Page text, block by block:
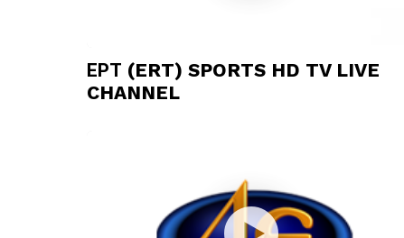
ΕΡΤ (ERT) SPORTS HD TV LIVE
CHANNEL